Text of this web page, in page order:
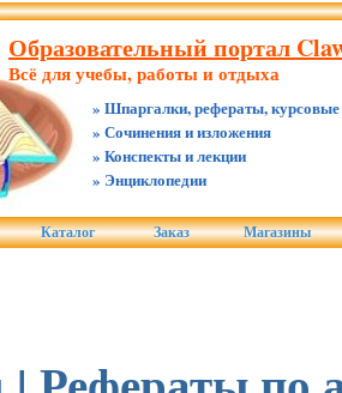
Образовательный портал
Всё для учебы, работы и отдыха
» Шпаргалки, рефераты, курсовые
» Сочинения и изложения
» Конспекты и лекции
» Энциклопедии
Каталог Заказ Магазины